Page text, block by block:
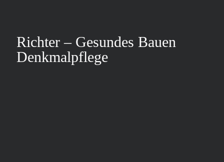
Richter – Gesundes Bauen
Denkmalpflege